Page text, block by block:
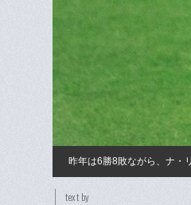
昨年は6勝8敗ながら、ナ・
text by